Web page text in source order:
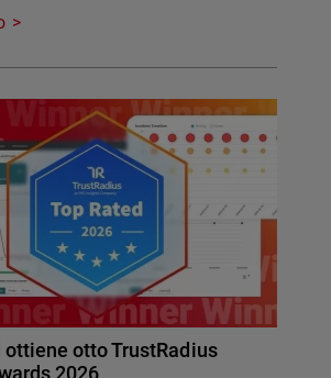
ottiene otto TrustRadius
2026